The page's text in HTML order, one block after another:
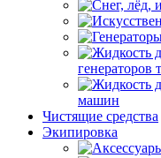
генераторов
машин
Чистящие средства
Экипировка